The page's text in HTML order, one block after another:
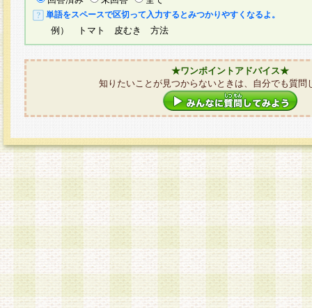
単語をスペースで区切って入力するとみつかりやすくなるよ。
例） トマト 皮むき 方法
★ワンポイントアドバイス★
知りたいことが見つからないときは、自分でも質問